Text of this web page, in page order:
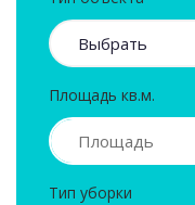
Площадь кв.м.
Тип уборки